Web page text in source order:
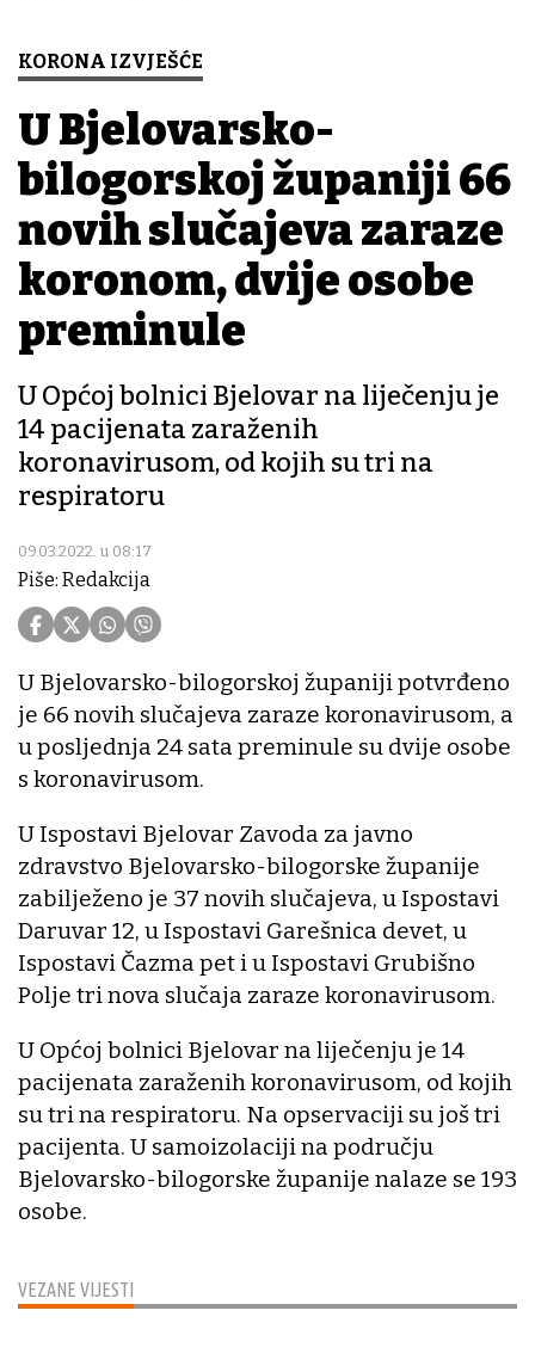
KORONA IZVJEŠĆE
U Bjelovarsko-
bilogorskoj županiji 66
novih slučajeva zaraze
koronom, dvije osobe
preminule
U Općoj bolnici Bjelovar na liječenju je
14 pacijenata zaraženih
koronavirusom, od kojih su tri na
respiratoru
09.03.2022. u 08:17
Piše: Redakcija
VEZANE VIJESTI
U Bjelovarsko-bilogorskoj županiji potvrđeno
je 66 novih slučajeva zaraze koronavirusom, a
u posljednja 24 sata preminule su dvije osobe
s koronavirusom.
U Ispostavi Bjelovar Zavoda za javno
zdravstvo Bjelovarsko-bilogorske županije
zabilježeno je 37 novih slučajeva, u Ispostavi
Daruvar 12, u Ispostavi Garešnica devet, u
Ispostavi Čazma pet i u Ispostavi Grubišno
Polje tri nova slučaja zaraze koronavirusom.
U Općoj bolnici Bjelovar na liječenju je 14
pacijenata zaraženih koronavirusom, od kojih
su tri na respiratoru. Na opservaciji su još tri
pacijenta. U samoizolaciji na području
Bjelovarsko-bilogorske županije nalaze se 193
osobe.